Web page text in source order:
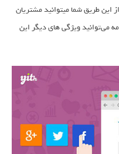
طریق شما میتوانید مشتریان
می‌توانید ویژگی های دیگر این